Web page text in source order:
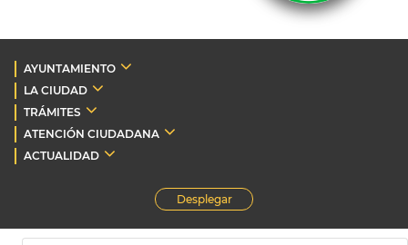
AYUNTAMIENTO
LA CIUDAD
TRÁMITES
ATENCIÓN CIUDADANA
ACTUALIDAD
Desplegar